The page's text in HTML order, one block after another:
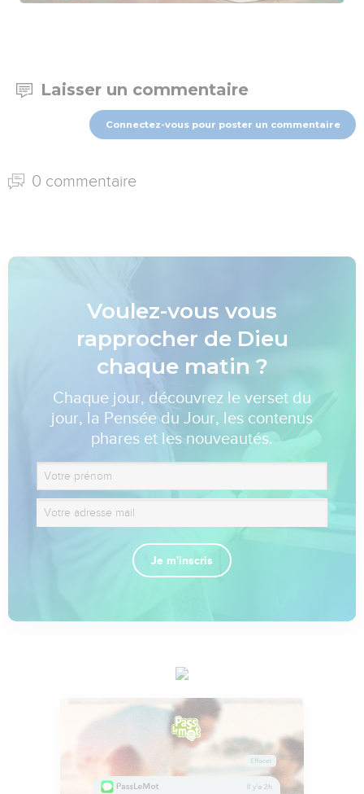
Laisser un commentaire
Connectez-vous pour poster un commentaire
0 commentaire
Voulez-vous vous
rapprocher de Dieu
chaque matin ?
Chaque jour, découvrez le verset du
jour, la Pensée du Jour, les contenus
phares et les nouveautés.
Je m'inscris